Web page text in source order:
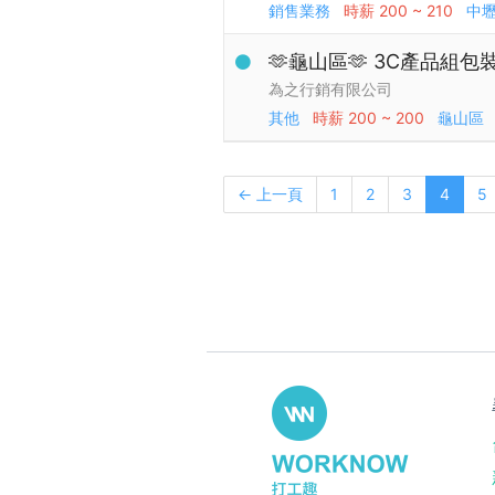
銷售業務 時薪 200 ~ 210 中
🫶龜山區🫶 3C產品組包
為之行銷有限公司
其他
時薪 200 ~ 200 龜山區
← 上一頁 1 2 3 4 5